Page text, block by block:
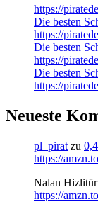
https://
Die besten
https://
Die besten
https://
Die besten
https://
Neueste
pl_pirat zu
https://
Nalan
https://